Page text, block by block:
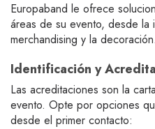
Europaband le ofrece
áreas de su evento, desde la
merchandising y la decoración.
Identificación y
Las acreditaciones son la
evento. Opte por opciones
desde el primer contacto: